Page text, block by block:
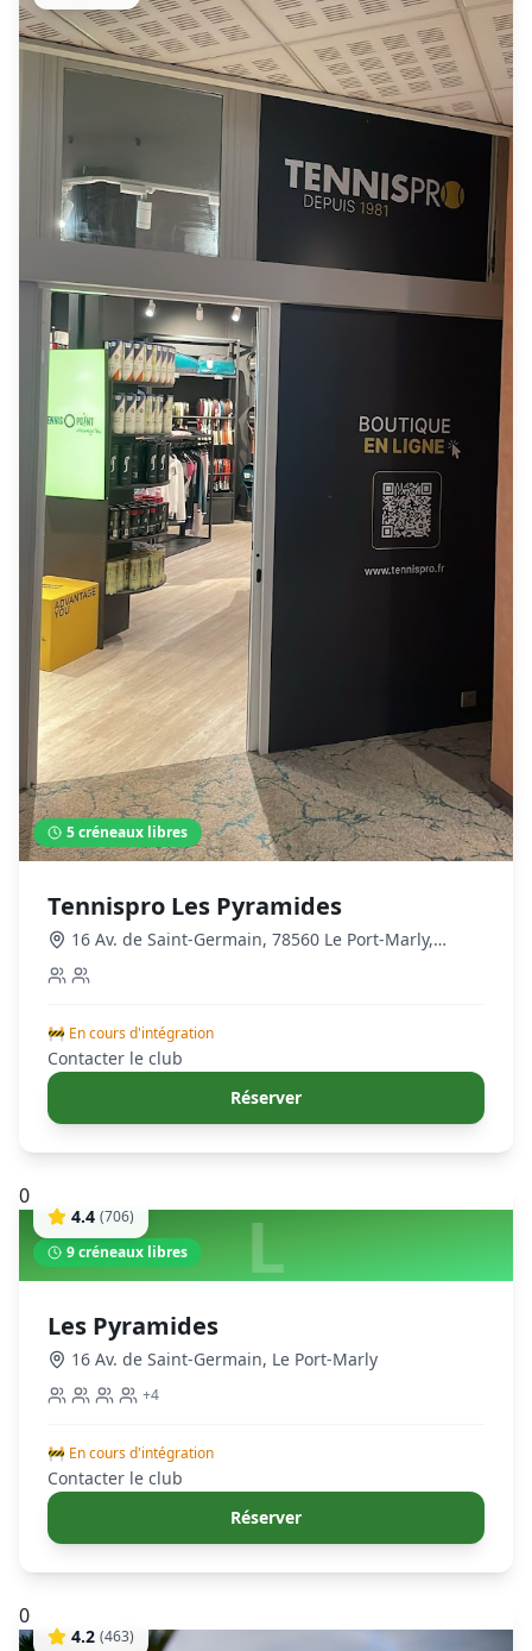
5créneaux libres
Tennispro Les Pyramides
16 Av. de Saint-Germain, 78560 Le Port-Marly,
France
🚧 En cours d'intégration
Contacter le club
Réserver
0
L
4.4 (706)
9créneaux libres
Les Pyramides
16 Av. de Saint-Germain, Le Port-Marly
+4
🚧 En cours d'intégration
Contacter le club
Réserver
0
4.2 (463)